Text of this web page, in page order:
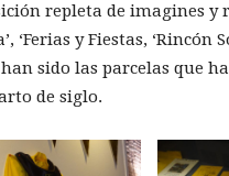
repleta de imagines y
y Fiestas, ‘Rincón
han sido las parcelas que
de siglo.